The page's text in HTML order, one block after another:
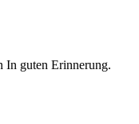
In guten Erinnerung.